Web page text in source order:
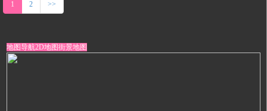
1 2 >>
地图导航2D地图街景地图